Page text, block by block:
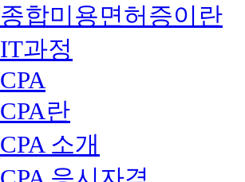
종합미용면허증이란
IT과정
CPA
CPA란
CPA 소개